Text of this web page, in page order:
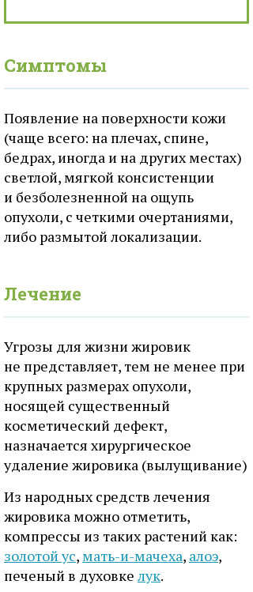
Симптомы
Появление на поверхности кожи
(чаще всего: на плечах, спине,
бедрах, иногда и на других местах)
светлой, мягкой консистенции
и безболезненной на ощупь
опухоли, с четкими очертаниями,
либо размытой локализации.
Лечение
Угрозы для жизни жировик
не представляет, тем не менее при
крупных размерах опухоли,
носящей существенный
косметический дефект,
назначается хирургическое
удаление жировика (вылущивание)
Из народных средств лечения
жировика можно отметить,
компрессы из таких растений как:
золотой ус,мать-и-мачеха, алоэ,
печеный в духовке лук.